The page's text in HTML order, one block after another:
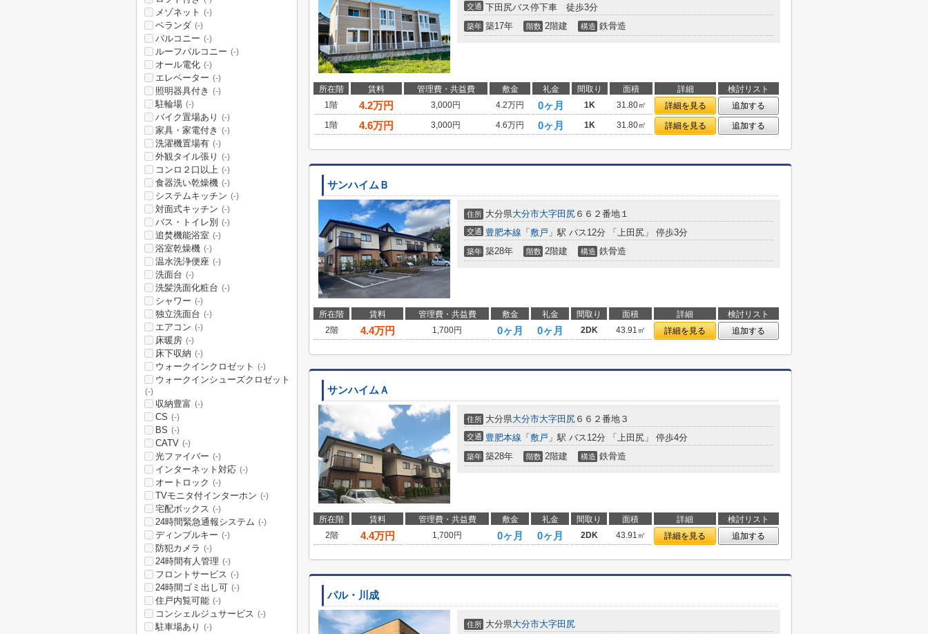
交通 下田尻バス停下車 徒歩3分
築年 築17年 階数 2階建 構造 鉄骨造
所在階 賃料 管理費・共益費 敷金 礼金 間取り 面積 詳細
検討リスト
1階
4.2万円 3,000円 4.2万円 0ヶ月 1K 31.80㎡ 詳細を見る
追加する
1階
4.6万円 3,000円 4.6万円 0ヶ月 1K 31.80㎡ 詳細を見る 追加する
サンハイムＢ
住所 大分県大分市大字田尻 ６６２番地１
交通 豊肥本線 「 敷戸 」駅 バス12分 「上田尻」 停歩3分
築年 築28年 階数 2階建 構造 鉄骨造
所在階 賃料 管理費・共益費 敷金 礼金 間取り 面積 詳細
検討リスト
2階
4.4万円 1,700円 0ヶ月 0ヶ月 2DK 43.91㎡ 詳細を見る 追加する
サンハイムＡ
住所 大分県大分市大字田尻 ６６２番地３
交通 豊肥本線 「 敷戸 」駅 バス12分 「上田尻」 停歩4分
築年 築28年 階数 2階建 構造 鉄骨造
所在階 賃料 管理費・共益費 敷金 礼金 間取り 面積 詳細
検討リスト
2階
4.4万円 1,700円 0ヶ月 0ヶ月 2DK 43.91㎡ 詳細を見る 追加する
パル・川成
住所 大分県大分市大字田尻
メゾネット (-)
ベランダ (-)
バルコニー (-)
ルーフバルコニー (-)
オール電化 (-)
エレベーター (-)
照明器具付き (-)
駐輪場 (-)
バイク置場あり (-)
家具・家電付き (-)
洗濯機置場有 (-)
外観タイル張り (-)
コンロ２口以上 (-)
食器洗い乾燥機 (-)
システムキッチン (-)
対面式キッチン (-)
バス・トイレ別 (-)
追焚機能浴室 (-)
浴室乾燥機 (-)
温水洗浄便座 (-)
洗面台 (-)
洗髪洗面化粧台 (-)
シャワー (-)
独立洗面台 (-)
エアコン (-)
床暖房 (-)
床下収納 (-)
ウォークインクロゼット (-)
ウォークインシューズクロゼット
(-)
収納豊富 (-)
CS (-)
BS (-)
CATV (-)
光ファイバー (-)
インターネット対応 (-)
オートロック (-)
TVモニタ付インターホン (-)
宅配ボックス (-)
24時間緊急通報システム (-)
ディンプルキー (-)
防犯カメラ (-)
24時間有人管理 (-)
フロントサービス (-)
24時間ゴミ出し可 (-)
住戸内覧可能 (-)
コンシェルジュサービス (-)
駐車場あり (-)